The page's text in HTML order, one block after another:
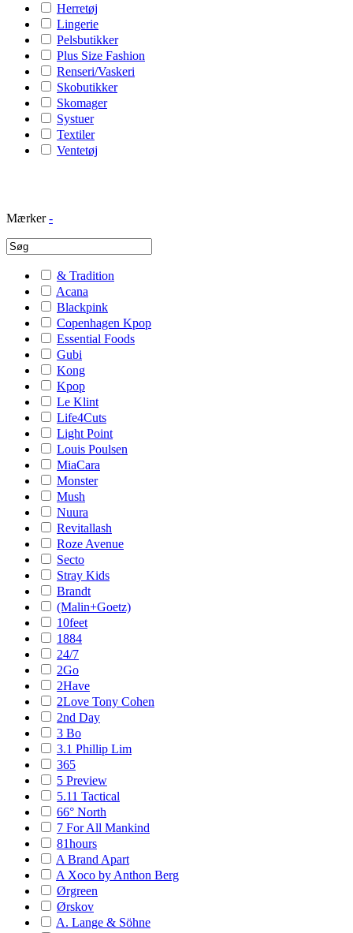
Herretøj
Lingerie
Pelsbutikker
Plus Size Fashion
Renseri/Vaskeri
Skobutikker
Skomager
Systuer
Textiler
Ventetøj
Mærker -
& Tradition
Acana
Blackpink
Copenhagen Kpop
Essential Foods
Gubi
Kong
Kpop
Le Klint
Life4Cuts
Light Point
Louis Poulsen
MiaCara
Monster
Mush
Nuura
Revitallash
Roze Avenue
Secto
Stray Kids
Brandt
(Malin+Goetz)
10feet
1884
24/7
2Go
2Have
2Love Tony Cohen
2nd Day
3 Bo
3.1 Phillip Lim
365
5 Preview
5.11 Tactical
66° North
7 For All Mankind
81hours
A Brand Apart
A Xoco by Anthon Berg
Ørgreen
Ørskov
A. Lange & Söhne